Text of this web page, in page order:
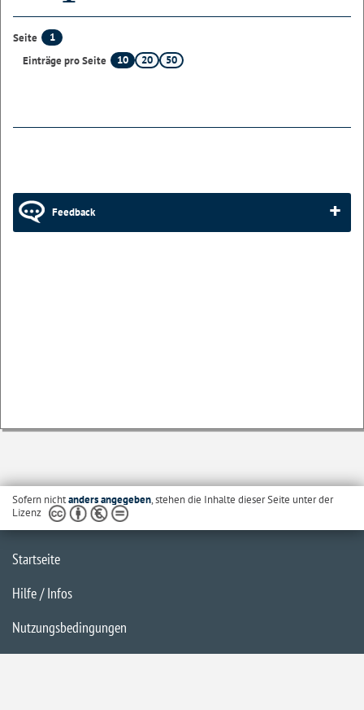
Seite
1
Einträge pro Seite
10 20 50
Feedback
Sofern nichtanders angegeben, stehen die Inhalte dieser Seite unter der
Lizenz
Startseite
Hilfe / Infos
Nutzungsbedingungen